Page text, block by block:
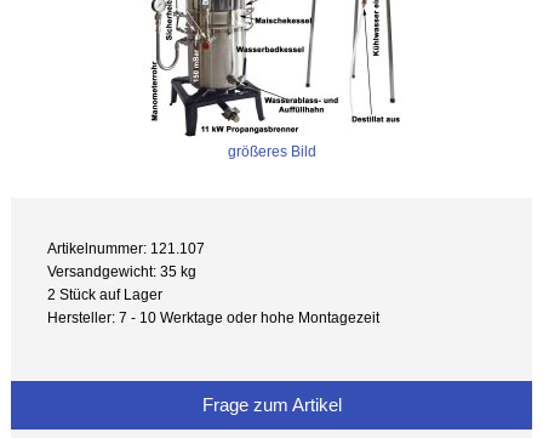
größeres Bild
Artikelnummer: 121.107
Versandgewicht: 35 kg
2 Stück auf Lager
Hersteller: 7 - 10 Werktage oder hohe Montagezeit
Frage zum Artikel